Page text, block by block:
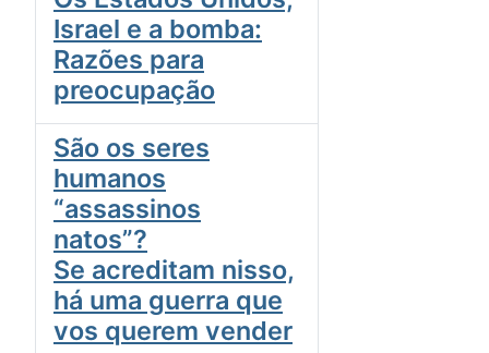
Israel e a bomba:
Razões para
preocupação
São os seres
humanos
“assassinos
natos”?
Se acreditam nisso,
há uma guerra que
vos querem vender